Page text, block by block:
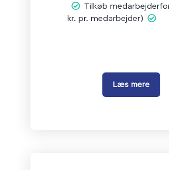
Tilkøb
kr. pr. medarbejder)
Læs mere